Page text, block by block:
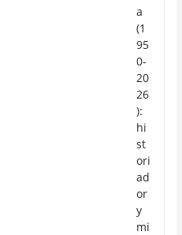
a
(1
95
0-
20
26
):
hi
st
ori
ad
or
y
mi